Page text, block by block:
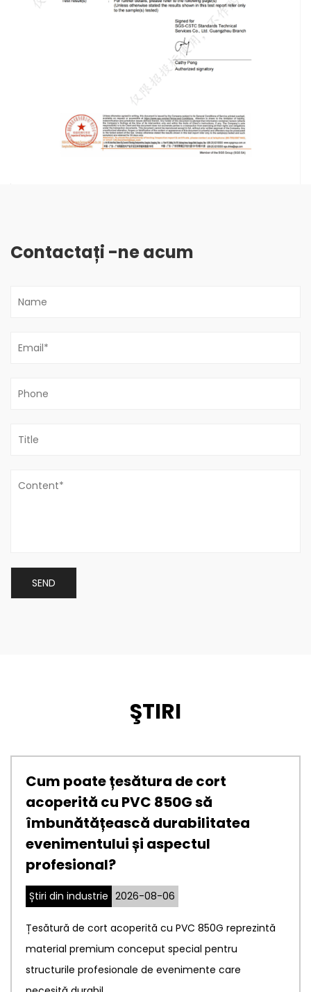
Contactați -ne acum
ŞTIRI
reprezintă
pentru
care
Ce face ca membrana
arhitectură PTFE să fie
ideală pentru
de clădiri?
Membrana arhitecturala PTFE a
contemporan al clădirilor,
inginerilor să creeze structuri
VIZUALIZAȚI MAI MULTE